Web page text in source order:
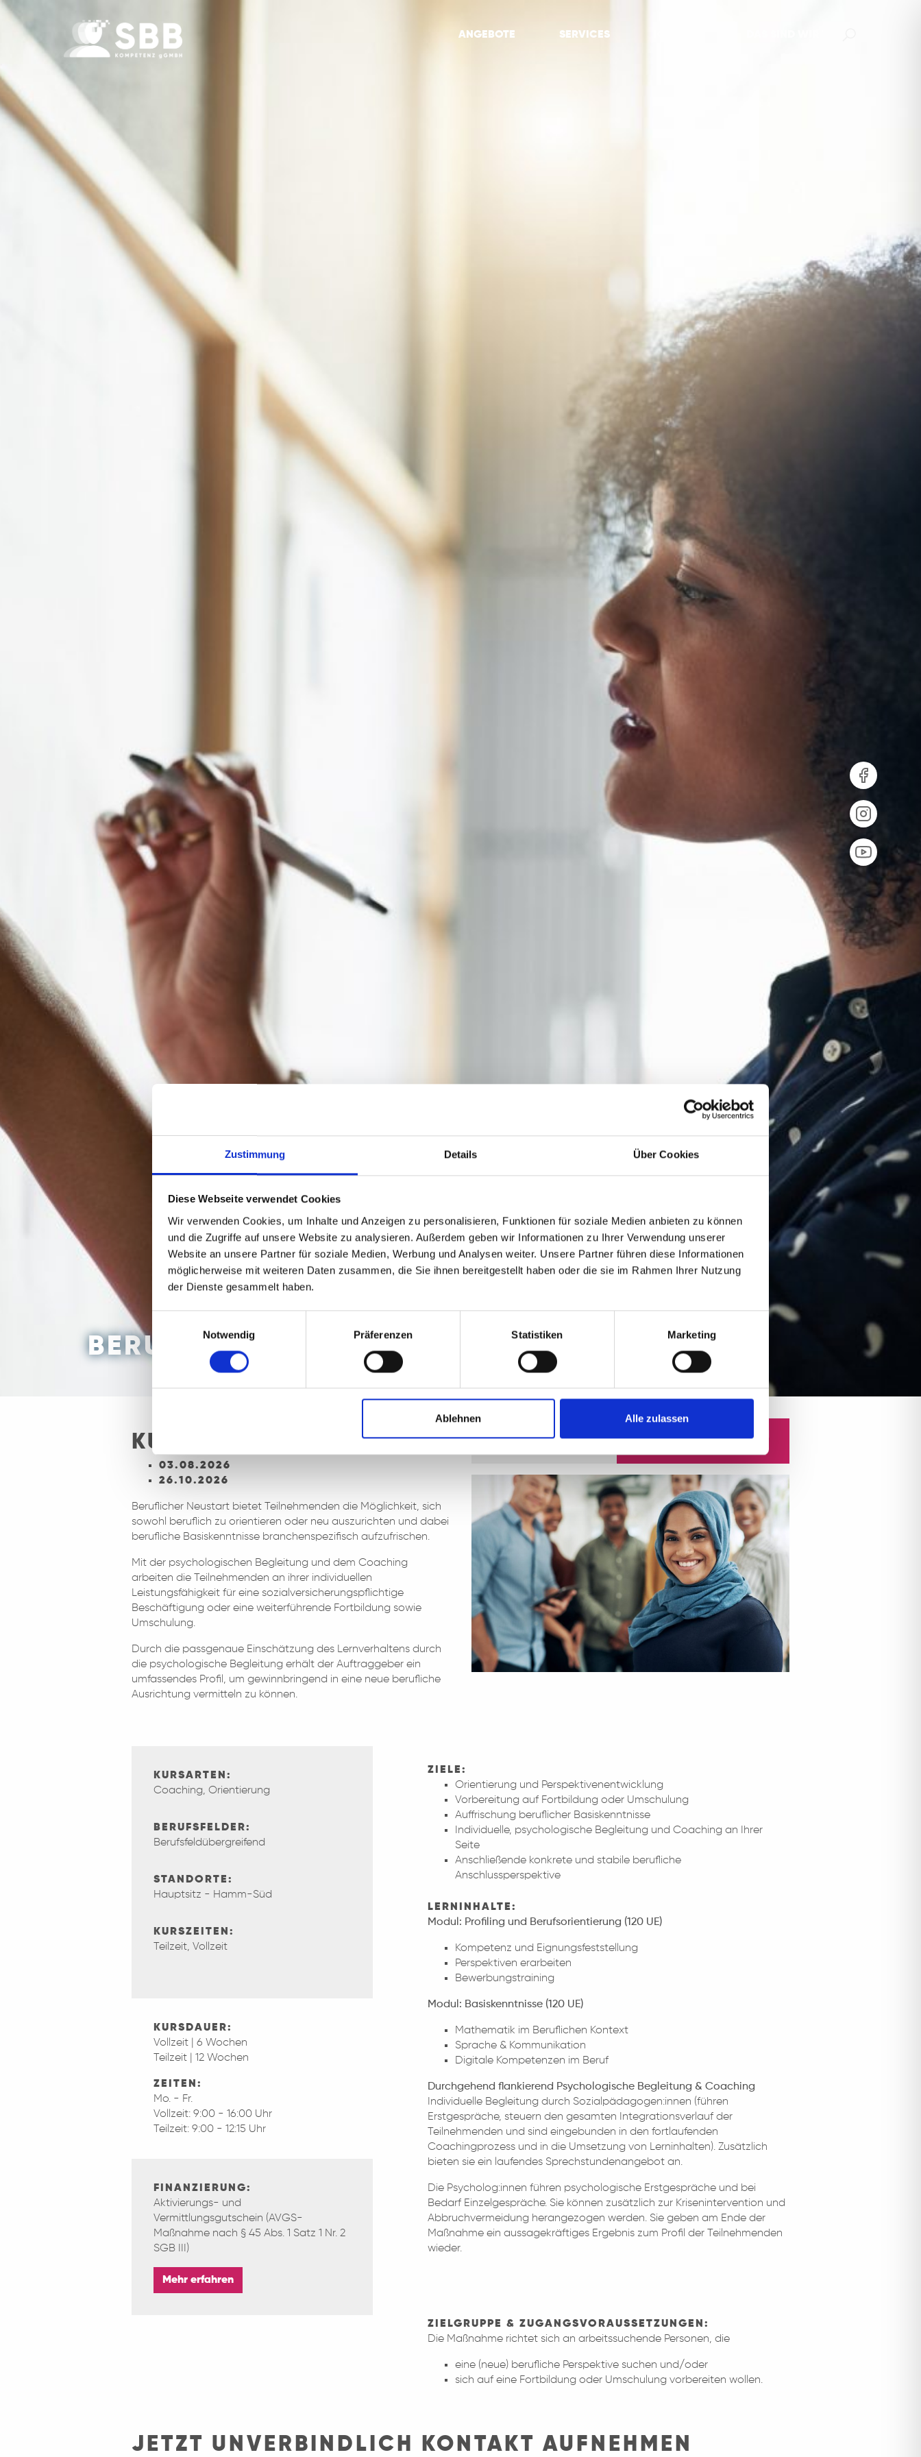
Zustimmung Details Über Cookies
Diese Webseite verwendet Cookies
Wir verwenden Cookies, um Inhalte und Anzeigen zu personalisieren, Funktionen für soziale Medien anbieten zu können
und die Zugriffe auf unsere Website zu analysieren. Außerdem geben wir Informationen zu Ihrer Verwendung unserer
Website an unsere Partner für soziale Medien, Werbung und Analysen weiter. Unsere Partner führen diese Informationen
möglicherweise mit weiteren Daten zusammen, die Sie ihnen bereitgestellt haben oder die sie im Rahmen Ihrer Nutzung
der Dienste gesammelt haben.
Notwendig
Präferenzen Statistiken Marketing
Ablehnen Alle zulassen
ANGEBOTE SERVICES
BERUFLICHER NEUSTART
KURSSTART
03.08.2026
26.10.2026
Beruflicher Neustart bietet Teilnehmenden die Möglichkeit, sich
sowohl beruflich zu orientieren oder neu auszurichten und dabei
berufliche Basiskenntnisse branchenspezifisch aufzufrischen.
Mit der psychologischen Begleitung und dem Coaching
arbeiten die Teilnehmenden an ihrer individuellen
Leistungsfähigkeit für eine sozialversicherungspflichtige
Beschäftigung oder eine weiterführende Fortbildung sowie
Umschulung.
Durch die passgenaue Einschätzung des Lernverhaltens durch
die psychologische Begleitung erhält der Auftraggeber ein
umfassendes Profil, um gewinnbringend in eine neue berufliche
Ausrichtung vermitteln zu können.
INFOFLYER
JETZT UNVERBINDLICH
KURSARTEN:
Coaching, Orientierung
BERUFSFELDER:
Berufsfeldübergreifend
STANDORTE:
Hauptsitz - Hamm-Süd
KURSZEITEN:
Teilzeit, Vollzeit
KURSDAUER:
Vollzeit | 6 Wochen
Teilzeit | 12 Wochen
ZEITEN:
Mo. - Fr.
Vollzeit: 9:00 - 16:00 Uhr
Teilzeit: 9:00 - 12:15 Uhr
FINANZIERUNG:
Aktivierungs- und
Vermittlungsgutschein (AVGS-
Maßnahme nach § 45 Abs. 1 Satz 1 Nr. 2
SGB III)
Mehr erfahren
ZIELE:
Orientierung und Perspektivenentwicklung
Vorbereitung auf Fortbildung oder Umschulung
Auffrischung beruflicher Basiskenntnisse
Individuelle, psychologische Begleitung und Coaching an Ihrer
Seite
Anschließende konkrete und stabile berufliche
Anschlussperspektive
LERNINHALTE:
Modul: Profiling und Berufsorientierung (120 UE)
Kompetenz und Eignungsfeststellung
Perspektiven erarbeiten
Bewerbungstraining
Modul: Basiskenntnisse (120 UE)
Mathematik im Beruflichen Kontext
Sprache & Kommunikation
Digitale Kompetenzen im Beruf
Durchgehend flankierend Psychologische Begleitung & Coaching
Individuelle Begleitung durch Sozialpädagogen:innen (führen
Erstgespräche, steuern den gesamten Integrationsverlauf der
Teilnehmenden und sind eingebunden in den fortlaufenden
Coachingprozess und in die Umsetzung von Lerninhalten). Zusätzlich
bieten sie ein laufendes Sprechstundenangebot an.
Die Psycholog:innen führen psychologische Erstgespräche und bei
Bedarf Einzelgespräche. Sie können zusätzlich zur Krisenintervention und
Abbruchvermeidung herangezogen werden. Sie geben am Ende der
Maßnahme ein aussagekräftiges Ergebnis zum Profil der Teilnehmenden
wieder.
ZIELGRUPPE & ZUGANGSVORAUSSETZUNGEN:
Die Maßnahme richtet sich an arbeitssuchende Personen, die
eine (neue) berufliche Perspektive suchen und/oder
sich auf eine Fortbildung oder Umschulung vorbereiten wollen.
JETZT UNVERBINDLICH KONTAKT AUFNEHMEN